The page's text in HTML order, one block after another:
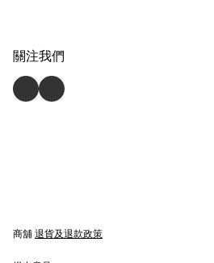
關注我們
商舖 退貨及退款政策